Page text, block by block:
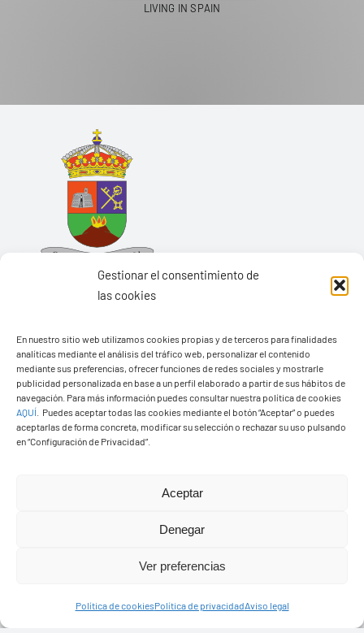
Gestionar el consentimiento de
las cookies
En nuestro sitio web utilizamos cookies propias y de terceros para finalidades
analíticas mediante el análisis del tráfico web, personalizar el contenido
mediante sus preferencias, ofrecer funciones de redes sociales y mostrarle
publicidad personalizada en base a un perfil elaborado a partir de sus hábitos de
navegación. Para más información puedes consultar nuestra política de cookies
AQUÍ
Puedes aceptar todas las cookies mediante el botón “Aceptar” o puedes
aceptarlas de forma concreta, modificar su selección o rechazar su uso pulsando
en “Configuración de Privacidad”.
Aceptar
Denegar
Ver preferencias
Política de cookiesPolítica de privacidadAviso legal
LIVING IN SPAIN
Ayuntamiento de Yaiza
Pza. de Los Remedios, 1
35570 – Yaiza
Tel:928 83 62 20
© Copyright2026 Ayuntamiento de Yaiza - Todos los